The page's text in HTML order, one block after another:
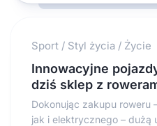
Sport / Styl życia / Życie
Innowacyjne
dziś sklep z
Dokonując zakupu roweru
jak i elektrycznego – dużą